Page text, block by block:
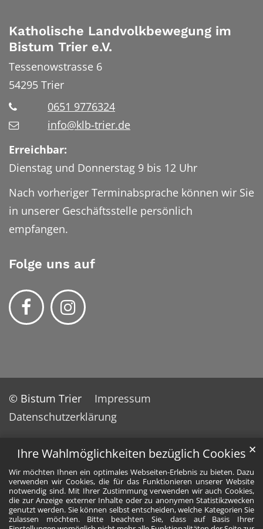
Ihre Wahlmöglichkeiten bezüglich Cookies
Wir möchten Ihnen ein optimales Webseiten-Erlebnis zu bieten. Dazu
verwenden wir Cookies, die für das Funktionieren unserer Website
notwendig sind. Mit Ihrer Zustimmung verwenden wir auch Cookies,
die zur Anzeige externer Inhalte oder zu anonymen Statistikzwecken
genutzt werden. Sie können selbst entscheiden, welche Kategorien Sie
zulassen möchten. Bitte beachten Sie, dass auf Basis Ihrer
✕
Katholische Landvolkbewegung im
Bistum Trier e.V.
Tessenowstrasse 6
54295 Trier
0651 9776324
info@klb-trier.de
Erreichbar:
Dienstag und Donnerstag 9 bis 12 Uhr
Nach vorheriger Terminabsprache können wir Sie
in unserer Geschäftsstelle persönlich
empfangen.
Folge uns auf
© Bistum Trier
Impressum
Datenschutzerklärung